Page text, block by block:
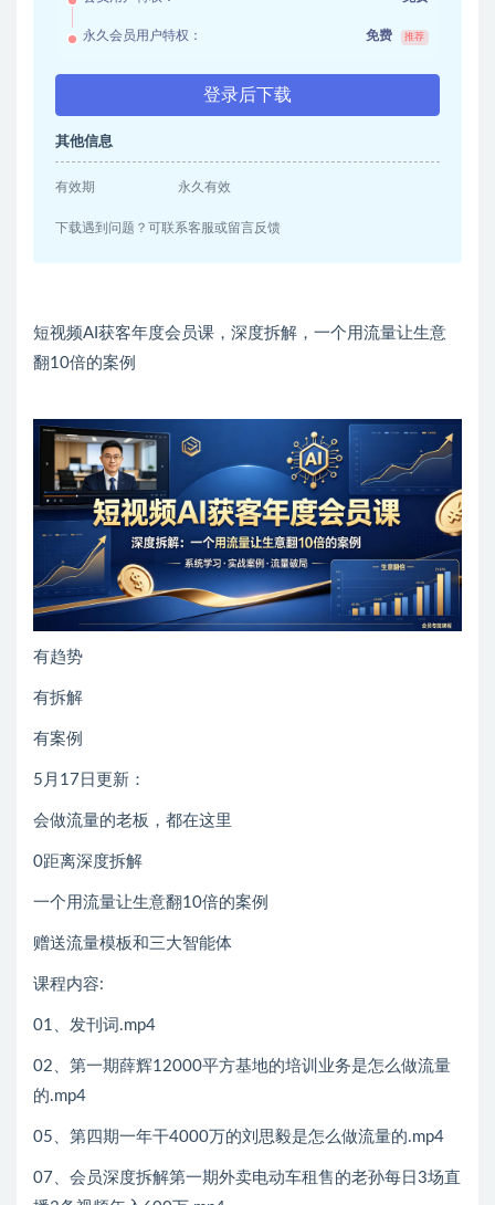
永久会员用户特权： 免费 推荐
登录后下载
其他信息
有效期 永久有效
下载遇到问题？可联系客服或留言反馈
短视频AI获客年度会员课，深度拆解，一个用流量让生意
翻10倍的案例
有趋势
有拆解
有案例
5月17日更新：
会做流量的老板，都在这里
0距离深度拆解
一个用流量让生意翻10倍的案例
赠送流量模板和三大智能体
课程内容:
01、发刊词.mp4
02、第一期薛辉12000平方基地的培训业务是怎么做流量
的.mp4
05、第四期一年干4000万的刘思毅是怎么做流量的.mp4
07、会员深度拆解第一期外卖电动车租售的老孙每日3场直